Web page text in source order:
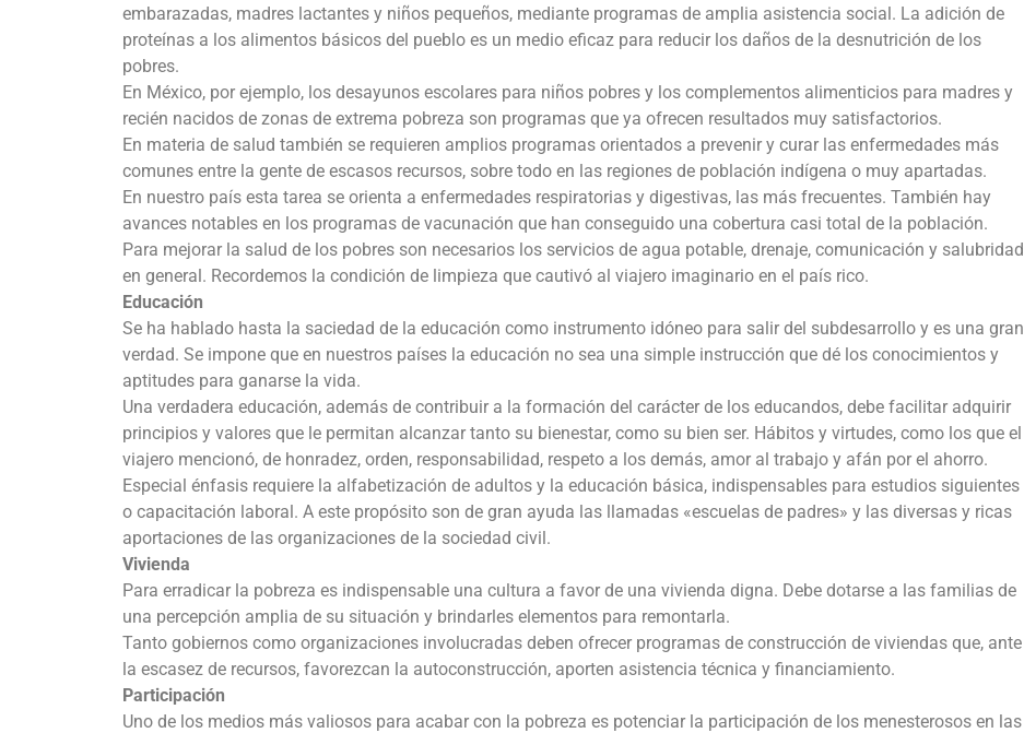
embarazadas, madres lactantes y niños pequeños, mediante programas de amplia asistencia social. La adición de
proteínas a los alimentos básicos del pueblo es un medio eficaz para reducir los daños de la desnutrición de los
pobres.
En México, por ejemplo, los desayunos escolares para niños pobres y los complementos alimenticios para madres y
recién nacidos de zonas de extrema pobreza son programas que ya ofrecen resultados muy satisfactorios.
En materia de salud también se requieren amplios programas orientados a prevenir y curar las enfermedades más
comunes entre la gente de escasos recursos, sobre todo en las regiones de población indígena o muy apartadas.
En nuestro país esta tarea se orienta a enfermedades respiratorias y digestivas, las más frecuentes. También hay
avances notables en los programas de vacunación que han conseguido una cobertura casi total de la población.
Para mejorar la salud de los pobres son necesarios los servicios de agua potable, drenaje, comunicación y salubridad
en general. Recordemos la condición de limpieza que cautivó al viajero imaginario en el país rico.
Educación
Se ha hablado hasta la saciedad de la educación como instrumento idóneo para salir del subdesarrollo y es una gran
verdad. Se impone que en nuestros países la educación no sea una simple instrucción que dé los conocimientos y
aptitudes para ganarse la vida.
Una verdadera educación, además de contribuir a la formación del carácter de los educandos, debe facilitar adquirir
principios y valores que le permitan alcanzar tanto su bienestar, como su bien ser. Hábitos y virtudes, como los que el
viajero mencionó, de honradez, orden, responsabilidad, respeto a los demás, amor al trabajo y afán por el ahorro.
Especial énfasis requiere la alfabetización de adultos y la educación básica, indispensables para estudios siguientes
o capacitación laboral. A este propósito son de gran ayuda las llamadas «escuelas de padres» y las diversas y ricas
aportaciones de las organizaciones de la sociedad civil.
Vivienda
Para erradicar la pobreza es indispensable una cultura a favor de una vivienda digna. Debe dotarse a las familias de
una percepción amplia de su situación y brindarles elementos para remontarla.
Tanto gobiernos como organizaciones involucradas deben ofrecer programas de construcción de viviendas que, ante
la escasez de recursos, favorezcan la autoconstrucción, aporten asistencia técnica y financiamiento.
Participación
Uno de los medios más valiosos para acabar con la pobreza es potenciar la participación de los menesterosos en las